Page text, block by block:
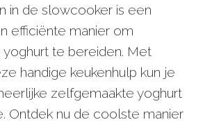
in de slowcooker is een
efficiënte manier om
te bereiden. Met
handige keukenhulp kun je
zelfgemaakte yoghurt
Ontdek nu de coolste manier